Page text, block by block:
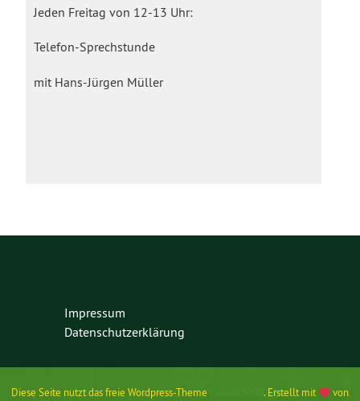
Jeden Freitag von 12-13 Uhr:
Telefon-Sprechstunde
mit Hans-Jürgen Müller
Impressum
Datenschutzerklärung
Diese Seite nutzt das freie Wordpress-Theme Urwahl3000. Erstellt mit von